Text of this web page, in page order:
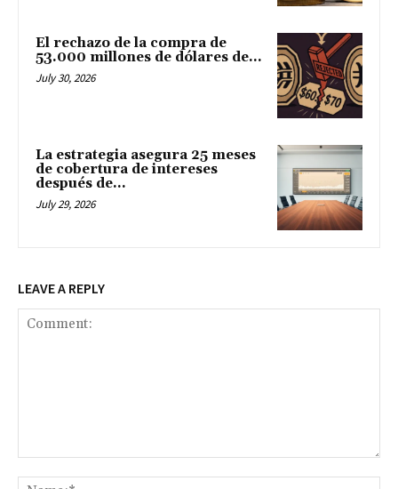
El rechazo de la compra de
53.000 millones de dólares de...
July 30, 2026
La estrategia asegura 25 meses
de cobertura de intereses
después de...
July 29, 2026
LEAVE A REPLY